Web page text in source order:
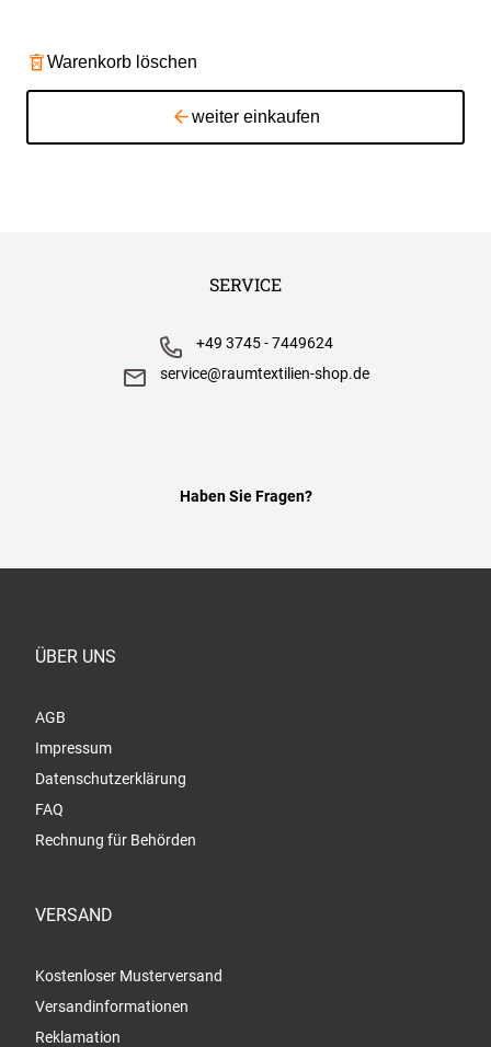
weiter einkaufen
Warenkorb löschen
SERVICE
Haben Sie Fragen?
+49 3745 - 7449624
service@raumtextilien-shop.de
ÜBER UNS
AGB
Impressum
Datenschutzerklärung
FAQ
Rechnung für Behörden
VERSAND
Kostenloser Musterversand
Versandinformationen
Reklamation